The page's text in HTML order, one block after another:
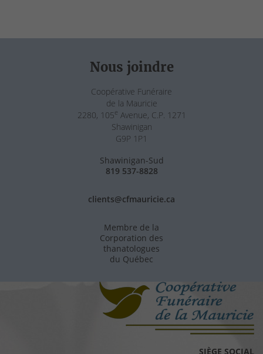
Nous joindre
Coopérative Funéraire
de la Mauricie
2280, 105e Avenue, C.P. 1271
Shawinigan
G9P 1P1
Shawinigan-Sud
819 537-8828
clients@cfmauricie.ca
Membre de la
Corporation des
thanatologues
du Québec
SIÈGE SOCIAL